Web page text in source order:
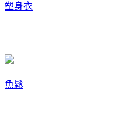
塑身衣
魚鬆